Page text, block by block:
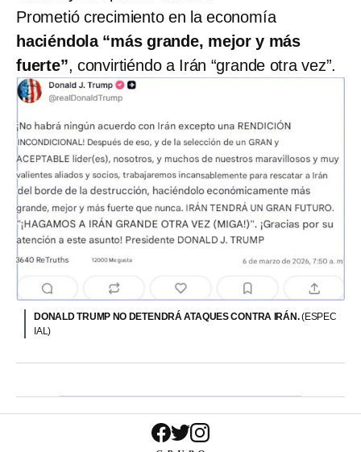
Prometió crecimiento en la economía
haciéndola “más grande, mejor y más
fuerte”, convirtiéndo a Irán “grande otra vez”.
DONALD TRUMP NO DETENDRÁ ATAQUES CONTRA IRÁN.(ESPEC
IAL)